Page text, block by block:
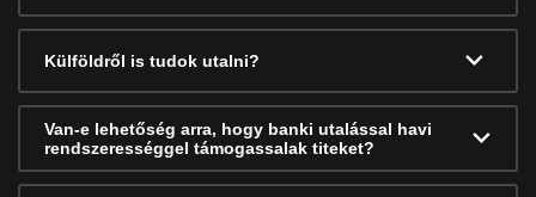
Külföldről is tudok utalni?
Van-e lehetőség arra, hogy banki utalással havi
rendszerességgel támogassalak titeket?